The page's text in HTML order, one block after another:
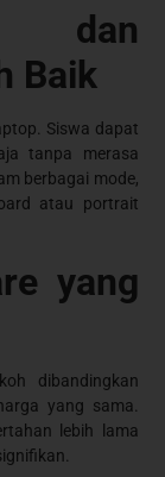
dan
Baik
Siswa dapat
tanpa merasa
berbagai mode,
atau portrait
yang
dibandingkan
yang sama.
lebih lama